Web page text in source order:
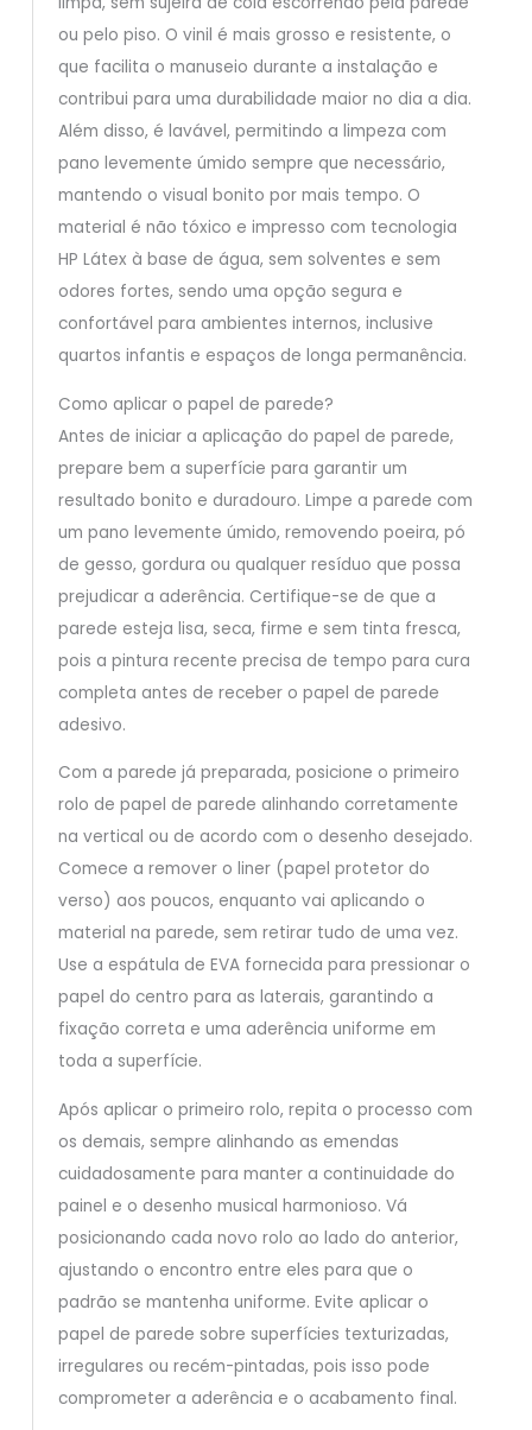
ou pelo piso. O vinil é mais grosso e resistente, o
que facilita o manuseio durante a instalação e
contribui para uma durabilidade maior no dia a dia.
Além disso, é lavável, permitindo a limpeza com
pano levemente úmido sempre que necessário,
mantendo o visual bonito por mais tempo. O
material é não tóxico e impresso com tecnologia
HP Látex à base de água, sem solventes e sem
odores fortes, sendo uma opção segura e
confortável para ambientes internos, inclusive
quartos infantis e espaços de longa permanência.
Como aplicar o papel de parede?
Antes de iniciar a aplicação do papel de parede,
prepare bem a superfície para garantir um
resultado bonito e duradouro. Limpe a parede com
um pano levemente úmido, removendo poeira, pó
de gesso, gordura ou qualquer resíduo que possa
prejudicar a aderência. Certifique-se de que a
parede esteja lisa, seca, firme e sem tinta fresca,
pois a pintura recente precisa de tempo para cura
completa antes de receber o papel de parede
adesivo.
Com a parede já preparada, posicione o primeiro
rolo de papel de parede alinhando corretamente
na vertical ou de acordo com o desenho desejado.
Comece a remover o liner (papel protetor do
verso) aos poucos, enquanto vai aplicando o
material na parede, sem retirar tudo de uma vez.
Use a espátula de EVA fornecida para pressionar o
papel do centro para as laterais, garantindo a
fixação correta e uma aderência uniforme em
toda a superfície.
Após aplicar o primeiro rolo, repita o processo com
os demais, sempre alinhando as emendas
cuidadosamente para manter a continuidade do
painel e o desenho musical harmonioso. Vá
posicionando cada novo rolo ao lado do anterior,
ajustando o encontro entre eles para que o
padrão se mantenha uniforme. Evite aplicar o
papel de parede sobre superfícies texturizadas,
irregulares ou recém-pintadas, pois isso pode
comprometer a aderência e o acabamento final.